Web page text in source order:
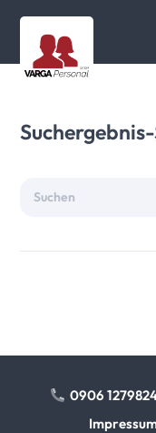
0906